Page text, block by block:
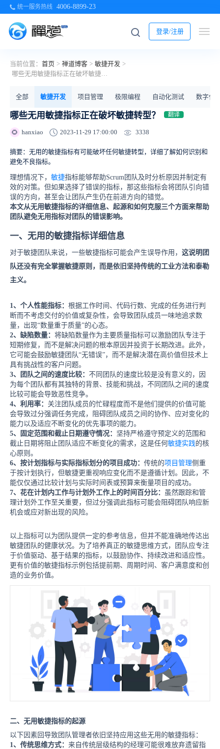
统一服务热线 4006-8899-23
登录/注册
当前位置： 首页 > 禅道博客 > 敏捷开发 >
哪些无用敏捷指标正在破坏敏捷转型？
全部 敏捷开发 项目管理 极限编程 自动化测试 数字化
哪些无用敏捷指标正在破坏敏捷转型？ 翻译
🌻 hanxiao 2023-11-29 17:00:00 3338
摘要：无用的敏捷指标有可能破坏任何敏捷转型，详细了解如何识别和
避免不良指标。
理想情况下， 敏捷指标能够帮助Scrum团队及时分析原因并制定有
效的对策。但如果选择了错误的指标，那这些指标会将团队引向错
误的方向，甚至会让团队产生仍在前进方向的错觉。
本文从无用敏捷指标的详细信息、起源和如何克服三个方面来帮助
团队避免无用指标对团队的错误影响。
一、 无用的敏捷指标详细信息
对于敏捷团队来说，一些敏捷指标可能会产生误导作用， 这说明团
队还没有完全掌握敏捷原则，而是依旧坚持传统的工业方法和泰勒
主义。
1、个人性能指标： 根据工作时间、代码行数、完成的任务进行判
断而不考虑交付的价值或复杂性，会导致团队成员一味地追求数
量，出现“数量重于质量”的心态。
2、 缺陷数量： 将缺陷数量作为主要质量指标可以激励团队专注于
短期修复，而不是解决问题的根本原因并投资于长期改进。此外，
它可能会鼓励敏捷团队“无错误”，而不是解决潜在高价值但技术上
具有挑战性的客户问题。
3、
团队之间的速度比较： 不同团队的速度比较是没有意义的 ，因
为每个团队都有其独特的背景、技能和挑战， 不同团队之间的速度
比较可能会导致恶性竞争。
4、 利用率： 关注团队成员的忙碌程度而不是他们提供的价值可能
会导致过分强调任务完成，阻碍团队成员之间的协作、应对变化的
能力以及适应不断变化的优先事项的能力。
5、
固定范围和截止日期遵守情况： 坚持严格遵守预定义的范围和
截止日期将阻止团队适应不断变化的需求，这是任何敏捷实践的核
心原则。
6、 按计划指标与实际指标划分的项目成功： 传统的项目管理侧重
于按计划执行，但敏捷更重视响应变化而不是遵循计划。因此，不
能仅仅通过比较计划与实际时间表或预算来衡量项目的成功。
7、 花在计划内工作与计划外工作上的时间百分比：
虽然跟踪和管
理计划外工作至关重要，但过分强调此指标可能会阻碍团队响应新
机会或应对新出现的风险。
以上指标可以为团队提供一定的参考信息，但并不能准确地传达出
敏捷团队的健康状况。为了培养真正的敏捷思维方式，团队应专注
于价值驱动、基于结果的指标，以鼓励协作、持续改进和适应性。
更有价值的敏捷指标示例包括提前期、周期时间、客户满意度和创
造的业务价值。
二、 无用敏捷指标的起源
以下因素回导致团队管理者依旧坚持应用这些无用的敏捷指标：
1、 传统思维方式： 来自传统层级结构的经理可能很难放弃遗留指